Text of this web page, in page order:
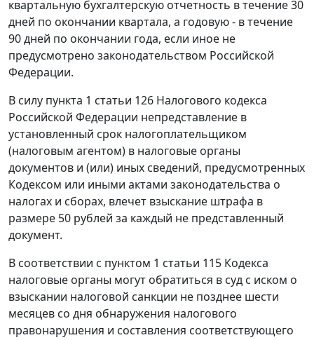
квартальную бухгалтерскую отчетность в течение 30
дней по окончании квартала, а годовую - в течение
90 дней по окончании года, если иное не
предусмотрено законодательством Российской
Федерации.
В силу пункта 1 статьи 126 Налогового кодекса
Российской Федерации непредставление в
установленный срок налогоплательщиком
(налоговым агентом) в налоговые органы
документов и (или) иных сведений, предусмотренных
Кодексом или иными актами законодательства о
налогах и сборах, влечет взыскание штрафа в
размере 50 рублей за каждый не представленный
документ.
В соответствии с пунктом 1 статьи 115 Кодекса
налоговые органы могут обратиться в суд с иском о
взыскании налоговой санкции не позднее шести
месяцев со дня обнаружения налогового
правонарушения и составления соответствующего